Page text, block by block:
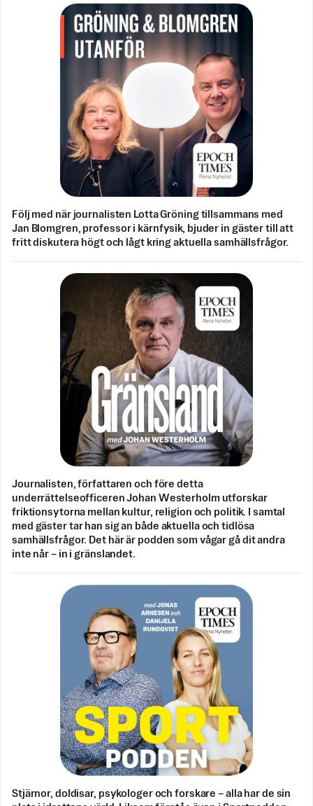
Följ med när journalisten Lotta Gröning tillsammans med
Jan Blomgren, professor i kärnfysik, bjuder in gäster till att
fritt diskutera högt och lågt kring aktuella samhällsfrågor.
Journalisten, författaren och före detta
underrättelseofficeren Johan Westerholm utforskar
friktionsytorna mellan kultur, religion och politik. I samtal
med gäster tar han sig an både aktuella och tidlösa
samhällsfrågor. Det här är podden som vågar gå dit andra
inte når – in i gränslandet.
Stjärnor, doldisar, psykologer och forskare – alla har de sin